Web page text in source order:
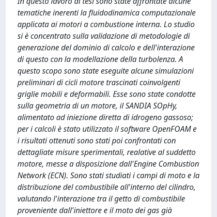
tematiche inerenti la fluidodinamica computazionale
applicata ai motori a combustione interna. Lo studio
si è concentrato sulla validazione di metodologie di
generazione del dominio di calcolo e dell'interazione
di questo con la modellazione della turbolenza. A
questo scopo sono state eseguite alcune simulazioni
preliminari di cicli motore trascinati coinvolgenti
griglie mobili e deformabili. Esse sono state condotte
sulla geometria di un motore, il SANDIA SOpHy,
alimentato ad iniezione diretta di idrogeno gassoso;
per i calcoli è stato utilizzato il software OpenFOAM e
i risultati ottenuti sono stati poi confrontati con
dettagliate misure sperimentali, realative al suddetto
motore, messe a disposizione dall'Engine Combustion
Network (ECN). Sono stati studiati i campi di moto e la
distribuzione del combustibile all'interno del cilindro,
valutando l'interazione tra il getto di combustibile
proveniente dall'iniettore e il moto dei gas già